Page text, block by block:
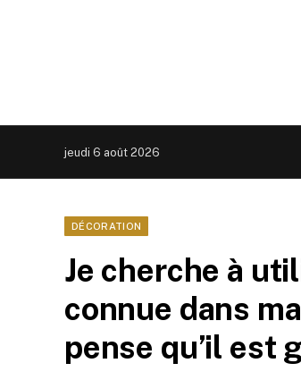
jeudi 6 août 2026
DÉCORATION
Je cherche à
connue dans
pense qu’il est